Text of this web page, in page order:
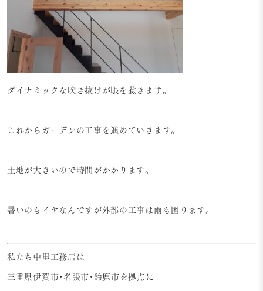
ダイナミックな吹き抜けが眼を惹きます。
これからガーデンの工事を進めていきます。
土地が大きいので時間がかかります。
暑いのもイヤなんですが外部の工事は雨も困ります。
私たち中里工務店は
三重県伊賀市•名張市•鈴鹿市を拠点に